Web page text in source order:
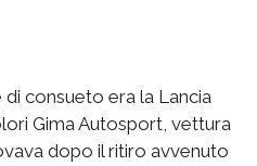
consueto era la Lancia
Gima Autosport, vettura
dopo il ritiro avvenuto